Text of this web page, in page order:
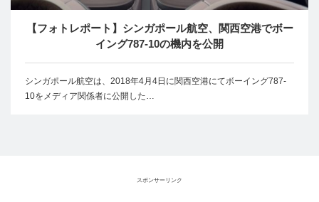
【フォトレポート】シンガポール航空、関西空港でボー
イング787-10の機内を公開
シンガポール航空は、2018年4月4日に関西空港にてボーイング787-
10をメディア関係者に公開した…
スポンサーリンク